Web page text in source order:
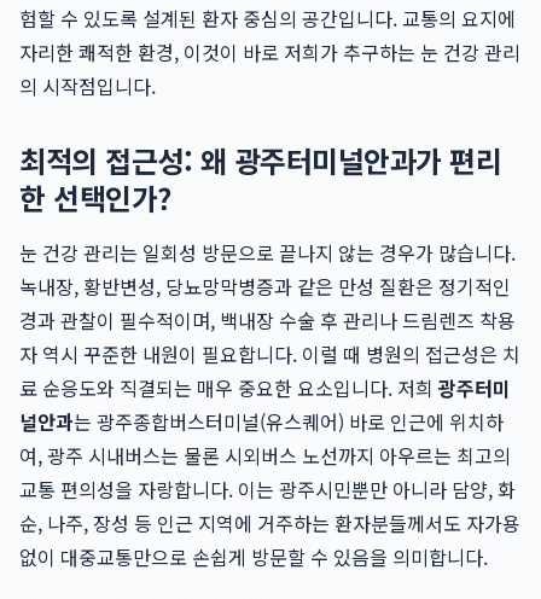
험할 수 있도록 설계된 환자 중심의 공간입니다. 교통의 요지에
자리한 쾌적한 환경, 이것이 바로 저희가 추구하는 눈 건강 관리
의 시작점입니다.
최적의 접근성: 왜 광주터미널안과가 편리
한 선택인가?
눈 건강 관리는 일회성 방문으로 끝나지 않는 경우가 많습니다.
녹내장, 황반변성, 당뇨망막병증과 같은 만성 질환은 정기적인
경과 관찰이 필수적이며, 백내장 수술 후 관리나 드림렌즈 착용
자 역시 꾸준한 내원이 필요합니다. 이럴 때 병원의 접근성은 치
료 순응도와 직결되는 매우 중요한 요소입니다. 저희광주터미
널안과는 광주종합버스터미널(유스퀘어) 바로 인근에 위치하
여, 광주 시내버스는 물론 시외버스 노선까지 아우르는 최고의
교통 편의성을 자랑합니다. 이는 광주시민뿐만 아니라 담양, 화
순, 나주, 장성 등 인근 지역에 거주하는 환자분들께서도 자가용
없이 대중교통만으로 손쉽게 방문할 수 있음을 의미합니다.